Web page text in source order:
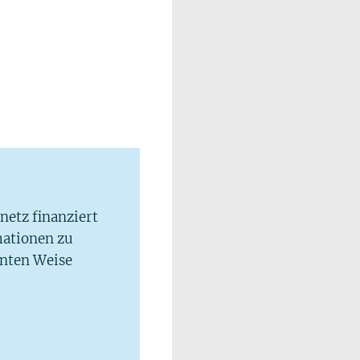
finanziert
zu
Weise